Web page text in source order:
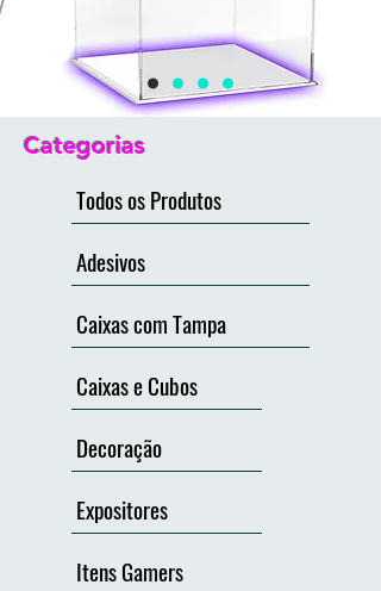
Categorias
Todos os Produtos
Adesivos
Caixas com Tampa
Caixas e Cubos
Decoração
Expositores
Itens Gamers